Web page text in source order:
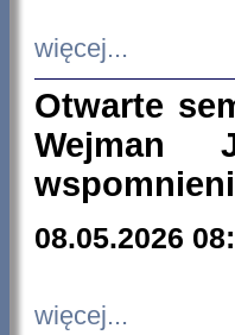
więcej...
Otwarte
Wejman
08.05.2026
więcej...